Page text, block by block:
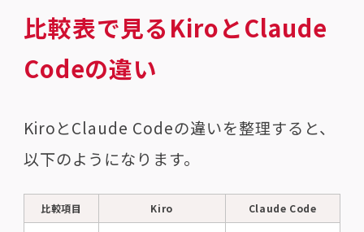
比較表で見るKiroとClaude
Codeの違い
KiroとClaude Codeの違いを整理すると、
以下のようになります。
比較項目 Kiro Claude Code